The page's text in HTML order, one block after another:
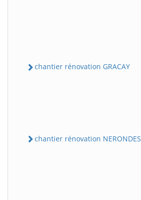
chantier rénovation GRACAY
chantier rénovation NERONDES